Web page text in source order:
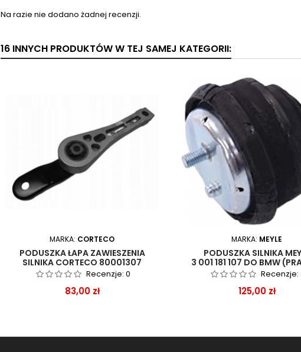
Na razie nie dodano żadnej recenzji.
16 INNYCH PRODUKTÓW W TEJ SAMEJ KATEGORII:
MARKA: CORTECO
PODUSZKA ŁAPA ZAWIESZENIA
SILNIKA CORTECO 80001307
Recenzje: 0
Cena
83,00 zł
MARKA: MEYLE
PODUSZKA SILNIKA
3 001 181 107 DO BMW
LEWA)Recenzje:
Cena
125,00 zł